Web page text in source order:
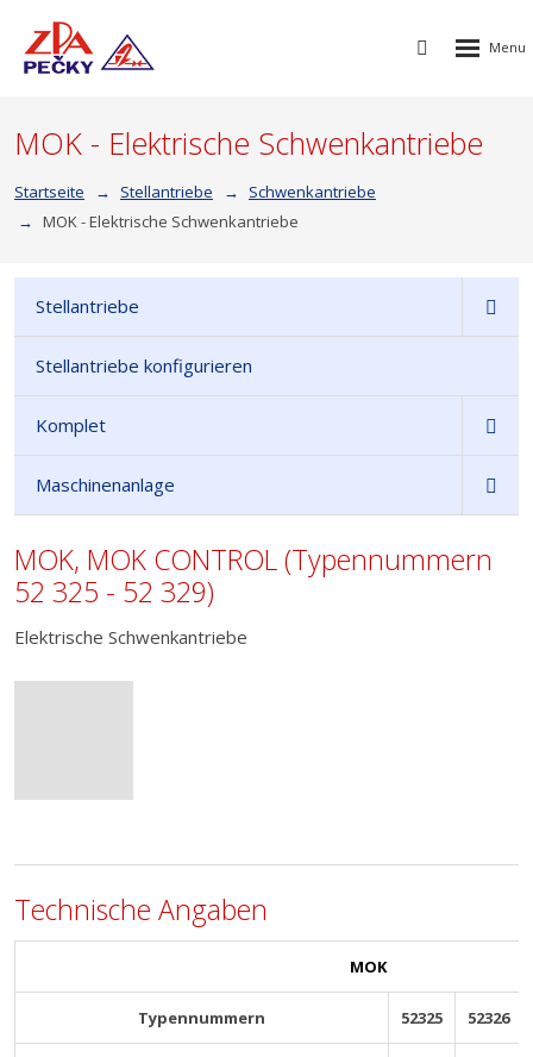
Vyhledávání
Rozbalení
MOK - Elektrische Schwenkantriebe
Startseite Stellantriebe
Schwenkantriebe
MOK - Elektrische Schwenkantriebe
Stellantriebe
Stellantriebe konfigurieren
Komplet
Maschinenanlage
MOK, MOK CONTROL (Typennummern
52 325 - 52 329)
Elektrische Schwenkantriebe
Technische Angaben
MOK
Typennummern 52325 52326